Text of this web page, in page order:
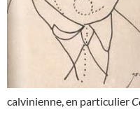
calvinienne, en particulier